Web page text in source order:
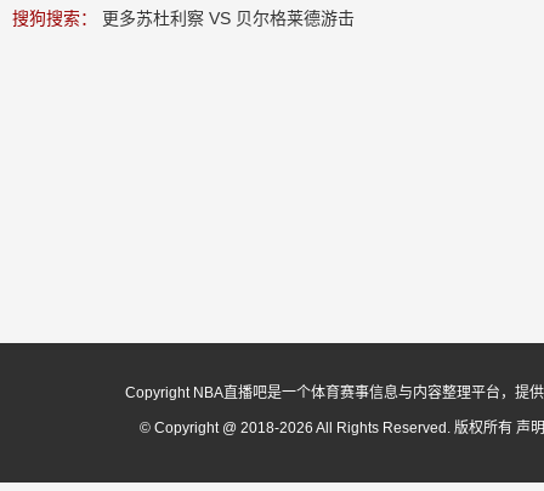
搜狗搜索：
更多苏杜利察 VS 贝尔格莱德游击
Copyright NBA直播吧是一个体育赛事信息与内容整理平台，提
© Copyright @ 2018-2026 All Rights Reserved. 版权所有 声